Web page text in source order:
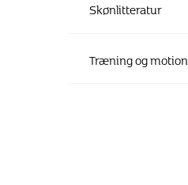
Skønlitteratur
Træning og motion